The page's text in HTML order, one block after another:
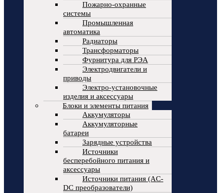
Пожарно-охранные
системы
Промышленная
автоматика
Радиаторы
Трансформаторы
Фурнитура для РЭА
Электродвигатели и
приводы
Электро-установочные
изделия и аксессуары
Блоки и элементы питания
Аккумуляторы
Аккумуляторные
батареи
Зарядные устройства
Источники
бесперебойного питания и
аксессуары
Источники питания (AC-
DC преобразователи)